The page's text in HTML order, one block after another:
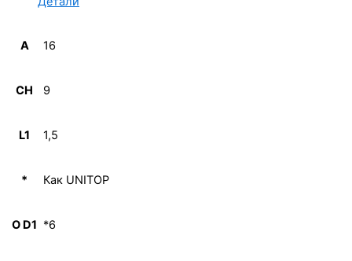
A 16
CH 9
L1 1,5
* Как UNITOP
O D1 *6